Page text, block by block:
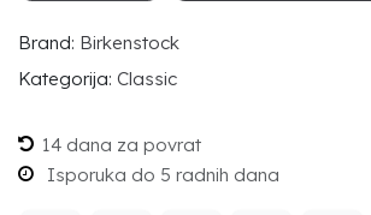
Brand: Birkenstock
Kategorija: Classic
14 dana za povrat
Isporuka do 5 radnih dana